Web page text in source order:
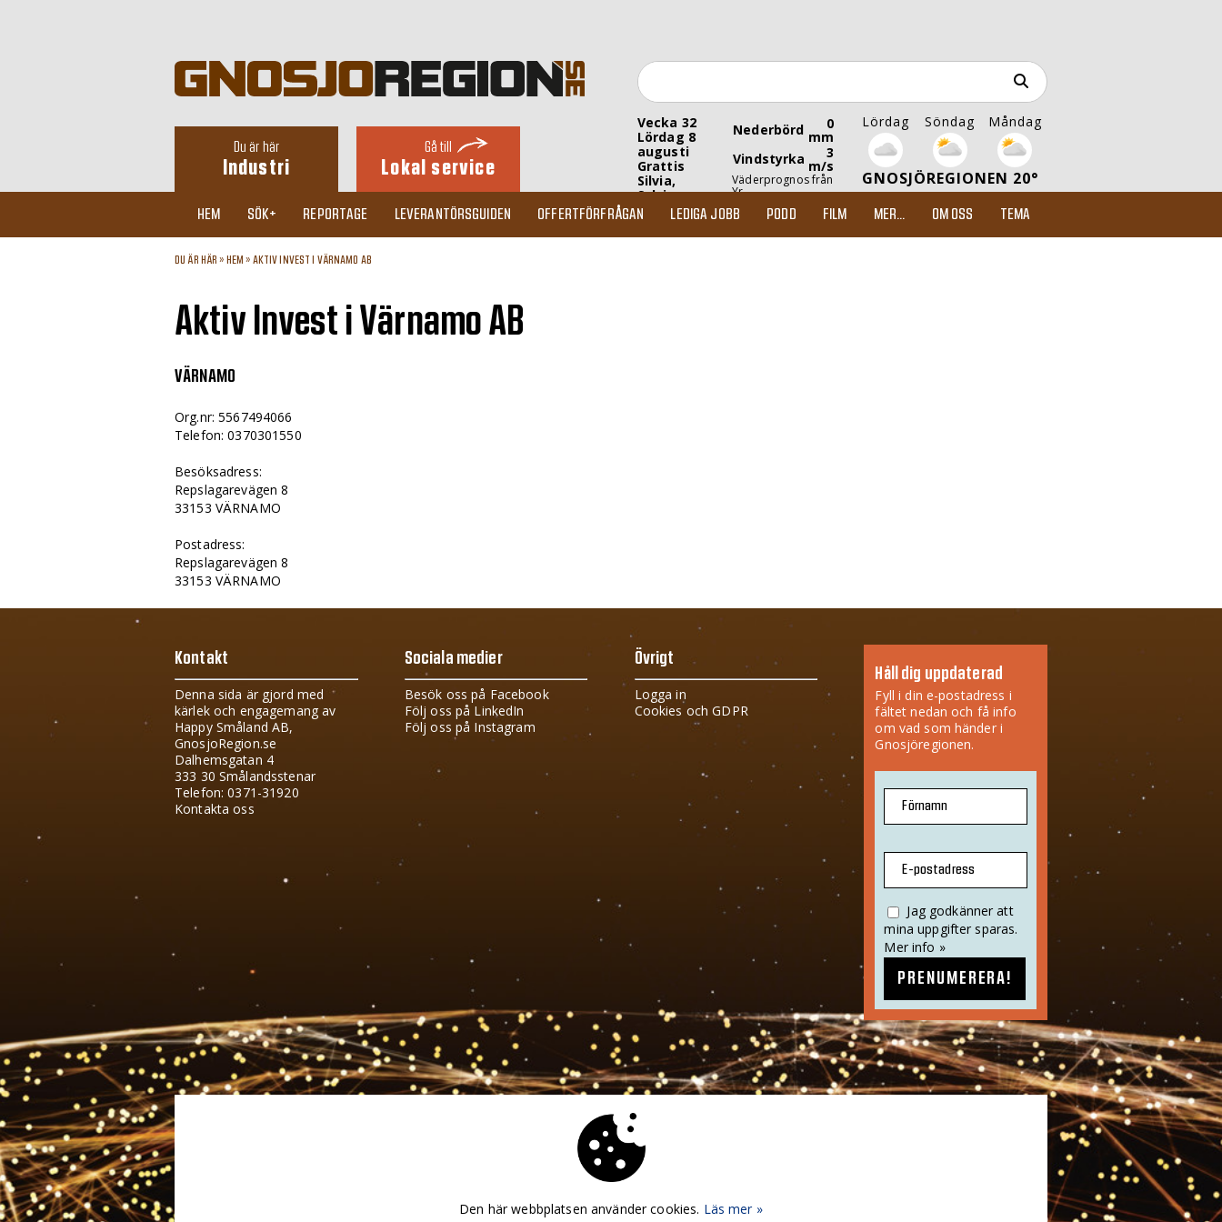
Du är här
Industri
Gå till
Lokal service
Vecka 32
Lördag 8
augusti
Grattis
Silvia,
Sylvia
Nederbörd 0
mm
Vindstyrka
3
m/s
Väderprognos från
Yr
Lördag Söndag Måndag
GNOSJÖREGIONEN 20°
HEM SÖK+ REPORTAGE LEVERANTÖRSGUIDEN OFFERTFÖRFRÅGAN LEDIGA JOBB PODD FILM MER... OM OSS TEMA
DU ÄR HÄR » HEM » AKTIV INVEST I VÄRNAMO AB
Aktiv Invest i Värnamo AB
VÄRNAMO
Org.nr: 5567494066
Telefon: 0370301550
Besöksadress:
Repslagarevägen 8
33153 VÄRNAMO
Postadress:
Repslagarevägen 8
33153 VÄRNAMO
Kontakt
Denna sida är gjord med
kärlek och engagemang av
Happy Småland AB,
GnosjoRegion.se
Dalhemsgatan 4
333 30 Smålandsstenar
Telefon: 0371-31920
Kontakta oss
Sociala medier
Besök oss på Facebook
Följ oss på LinkedIn
Följ oss på Instagram
Övrigt
Logga in
Cookies och GDPR
Håll dig uppdaterad
Fyll i din e-postadress i
fältet nedan och få info
om vad som händer i
Gnosjöregionen.
Förnamn
E-postadress
Jag godkänner att
mina uppgifter sparas.
Mer info »
PRENUMERERA!
Den här webbplatsen använder cookies. Läs mer »